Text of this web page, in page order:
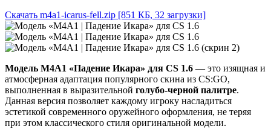
Скачать m4a1-icarus-fell.zip [851 КБ, 32 загрузки]
Модель M4A1 «Падение Икара» для CS 1.6 — это изящная и
атмосферная адаптация популярного скина из CS:GO,
выполненная в выразительной голубо-черной палитре.
Данная версия позволяет каждому игроку насладиться
эстетикой современного оружейного оформления, не теряя
при этом классического стиля оригинальной модели.